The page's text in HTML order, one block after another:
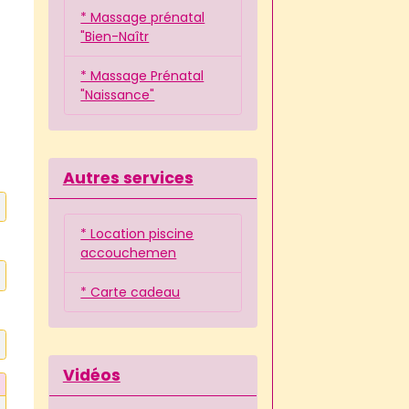
* Massage prénatal
"Bien-Naîtr
* Massage Prénatal
"Naissance"
Autres services
* Location piscine
accouchemen
* Carte cadeau
Vidéos